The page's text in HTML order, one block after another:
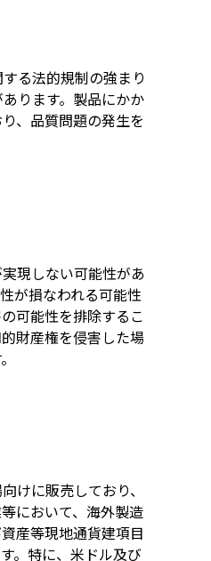
る法的規制の強まり
ります。製品にかか
、品質問題の発生を
現しない可能性があ
が損なわれる可能性
可能性を排除するこ
財産権を侵害した場
けに販売しており、
において、海外製造
産等現地通貨建項目
。特に、米ドル及び